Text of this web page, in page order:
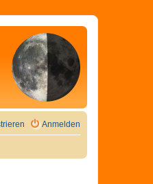
Anmelden